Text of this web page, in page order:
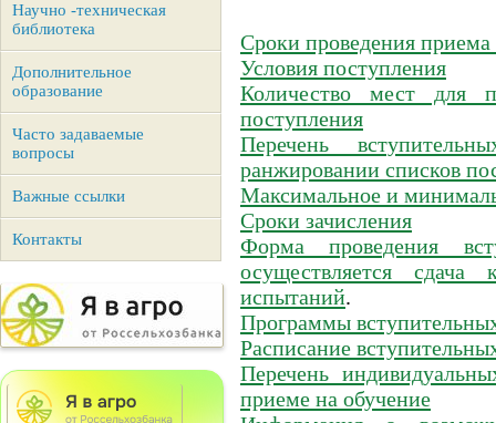
Научно -техническая
библиотека
Дополнительное
образование
Часто задаваемые
вопросы
Важные ссылки
Контакты
Сроки проведения приема
Условия поступления
Количество мест для
поступления
Перечень
ранжировании списков
Максимальное и
Сроки зачисления
Форма проведения
осуществляется сдача
испытаний.
Программы
Расписание
Перечень
приеме на обучение